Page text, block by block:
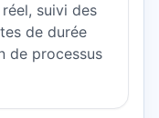
suivi des
de durée
de processus